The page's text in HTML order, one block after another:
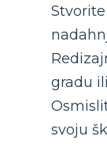
gradu
svoju